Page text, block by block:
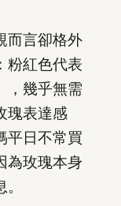
而言卻格外
粉紅色代表
，幾乎無需
表達感
平日不常買
為玫瑰本身